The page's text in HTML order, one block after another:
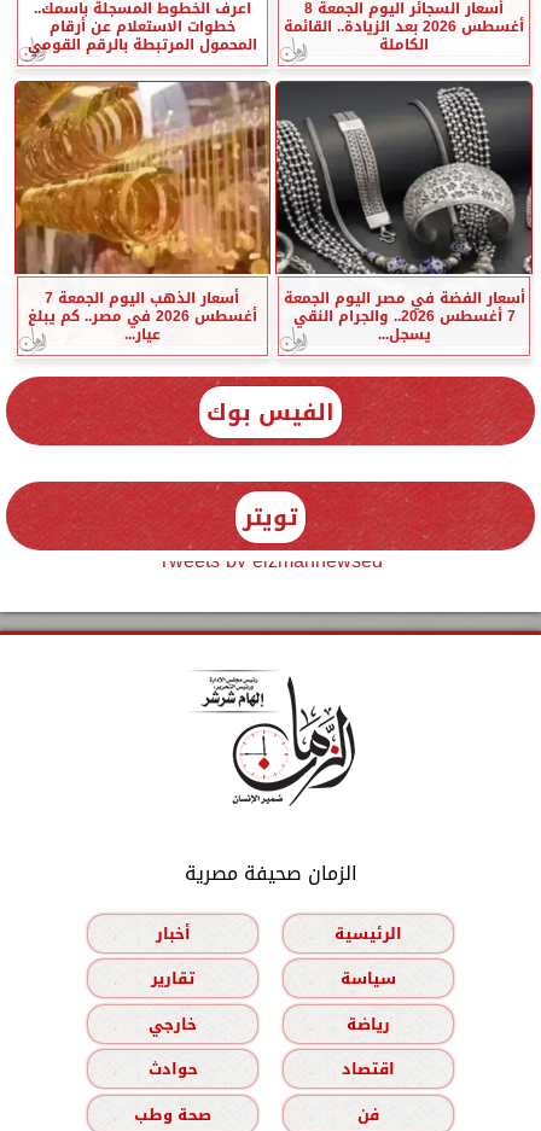
أسعار السجائر اليوم الجمعة 8
أغسطس 2026 بعد الزيادة.. القائمة
الكاملة
اعرف الخطوط المسجلة باسمك..
خطوات الاستعلام عن أرقام
المحمول المرتبطة بالرقم القومي
أسعار الفضة في مصر اليوم الجمعة
7 أغسطس 2026.. والجرام النقي
يسجل...
أسعار الذهب اليوم الجمعة 7
أغسطس 2026 في مصر.. كم يبلغ
عيار...
الفيس بوك
تويتر
Tweets by elzmannewseg
الزمان صحيفة مصرية
الرئيسية
أخبار
سياسة
تقارير
رياضة
خارجي
اقتصاد
حوادث
فن
صحة وطب